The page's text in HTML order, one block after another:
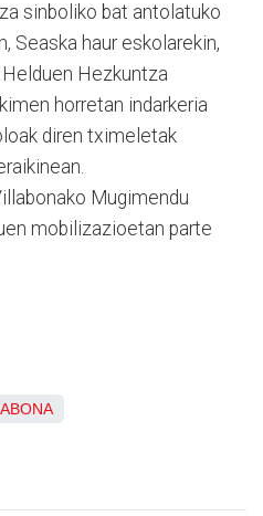
sinboliko bat antolatuko
Seaska haur eskolarekin,
Hezkuntza
horretan indarkeria
diren tximeletak
Mugimendu
mobilizazioetan parte